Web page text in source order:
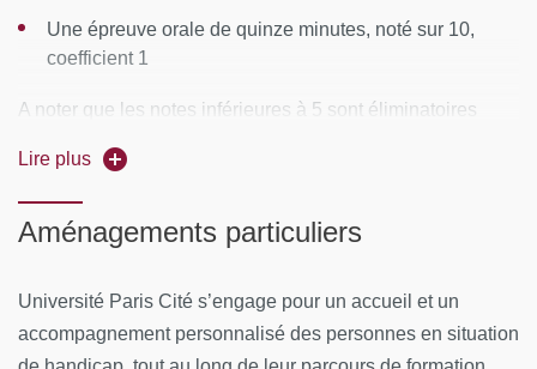
Physiologie de l'appareil urinaire et rénal
Méthodes d'exploration de l'appareil urinaire pré et post
Anomalies congénitales de l'écoulement des urines
Anomalies congénitales de l'appareil génital
Une épreuve orale de quinze minutes, noté sur 10,
coefficient 1
A noter que les notes inférieures à 5 sont éliminatoires
Sont déclarés admis à la Masterclass, les stagiaires ayant
:
Satisfait aux conditions d'assiduité
Lire plus
Aménagements particuliers
Université Paris Cité s’engage pour un accueil et un
accompagnement personnalisé des personnes en situation